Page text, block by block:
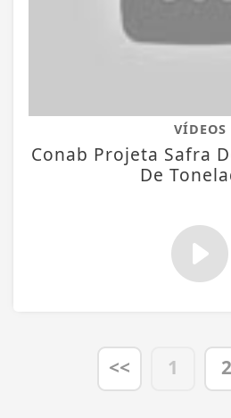
VÍDEOS
Conab Projeta Safra
De
<< 1 2